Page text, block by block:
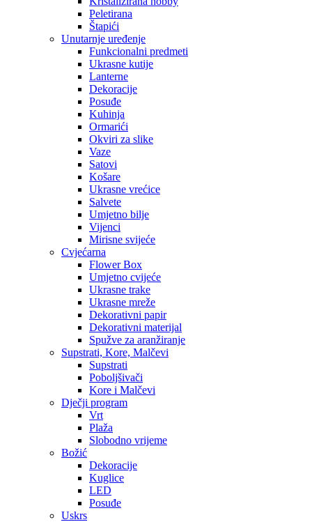
Peletirana
Štapići
Unutarnje uređenje
Funkcionalni predmeti
Ukrasne kutije
Lanterne
Dekoracije
Posuđe
Kuhinja
Ormarići
Okviri za slike
Vaze
Satovi
Košare
Ukrasne vrećice
Salvete
Umjetno bilje
Vijenci
Mirisne svijeće
Cvjećarna
Flower Box
Umjetno cvijeće
Ukrasne trake
Ukrasne mreže
Dekorativni papir
Dekorativni materijal
Spužve za aranžiranje
Supstrati, Kore, Malčevi
Supstrati
Poboljšivači
Kore i Malčevi
Dječji program
Vrt
Plaža
Slobodno vrijeme
Božić
Dekoracije
Kuglice
LED
Posuđe
Uskrs